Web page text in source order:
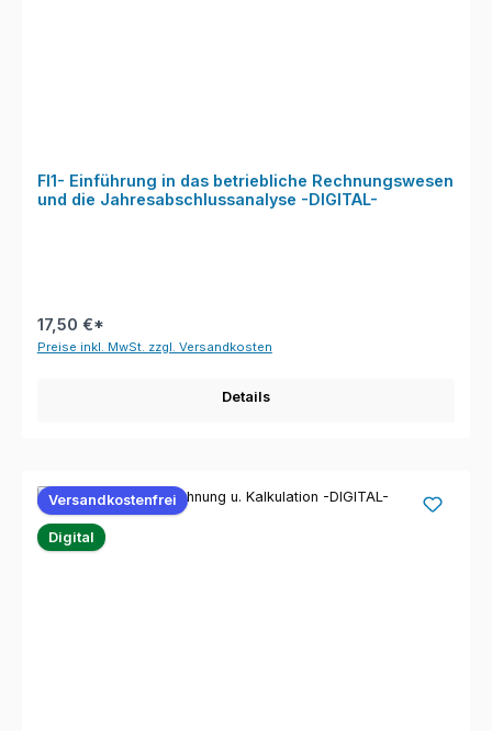
FI1- Einführung in das betriebliche Rechnungswesen
und die Jahresabschlussanalyse -DIGITAL-
17,50 €*
Preise inkl. MwSt. zzgl. Versandkosten
Details
Versandkostenfrei
Digital